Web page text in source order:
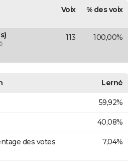
Voix % des voix
113 100,00%
Lerné
59,92%
40,08%
des votes
7,04%